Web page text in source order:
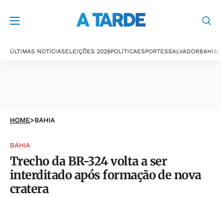
ÚLTIMAS NOTÍCIASELEIÇÕES 2026POLÍTICAESPORTESSALVADORBAHIA
HOME>BAHIA
BAHIA
Trecho da BR-324 volta a ser
interditado após formação de nova
cratera